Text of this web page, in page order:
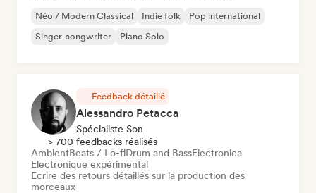
Néo / Modern Classical Indie folk
Pop international
Singer-songwriter
Piano Solo
Feedback détaillé
Alessandro Petacca
Spécialiste Son
> 700 feedbacks réalisés
AmbientBeats / Lo-fiDrum and BassElectronica
Electronique expérimental
Ecrire des retours détaillés sur la production des
morceaux